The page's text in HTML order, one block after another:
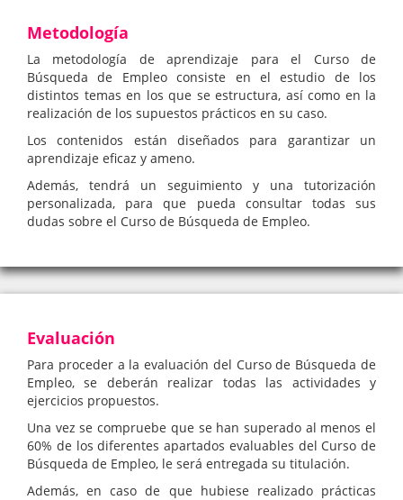
Metodología
La metodología de aprendizaje para el Curso de
Búsqueda de Empleo consiste en el estudio de los
distintos temas en los que se estructura, así como en la
realización de los supuestos prácticos en su caso.
Los contenidos están diseñados para garantizar un
aprendizaje eficaz y ameno.
Además, tendrá un seguimiento y una tutorización
personalizada, para que pueda consultar todas sus
dudas sobre el Curso de Búsqueda de Empleo.
Evaluación
Para proceder a la evaluación del Curso de Búsqueda de
Empleo, se deberán realizar todas las actividades y
ejercicios propuestos.
Una vez se compruebe que se han superado al menos el
60% de los diferentes apartados evaluables del Curso de
Búsqueda de Empleo, le será entregada su titulación.
Además, en caso de que hubiese realizado prácticas